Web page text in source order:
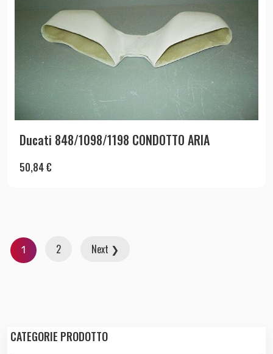
CATEGORIE PRODOTTO
Ducati 848/1098/1198 CONDOTTO ARIA
50,84€
1 2 Next ❯